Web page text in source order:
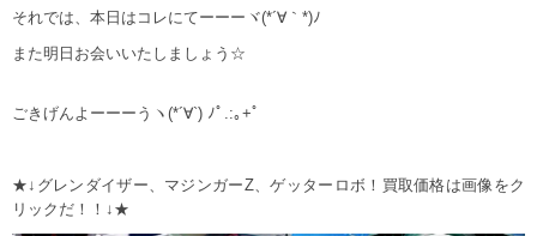
それでは、本日はコレにてーーーヾ(*´∀｀*)ﾉ
また明日お会いいたしましょう☆
ごきげんよーーーうヽ(*´∀`) ﾉﾟ.:｡+ﾟ
★↓グレンダイザー、マジンガーZ、ゲッターロボ！買取価格は画像をク
リックだ！！↓★